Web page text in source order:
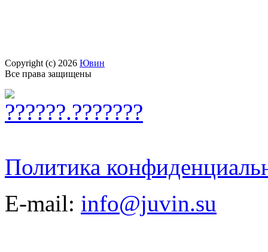
Copyright (c) 2026 Ювин
Все права защищены
Политика
E-mail: info@juvin.su